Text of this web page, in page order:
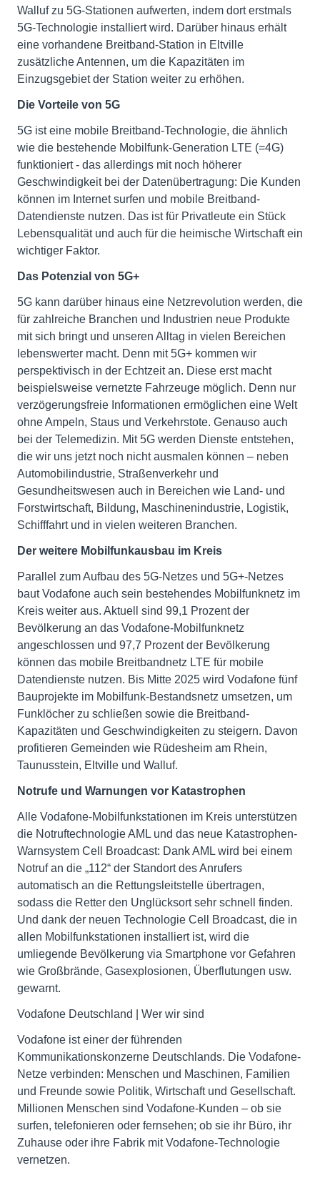
Walluf zu 5G-Stationen aufwerten, indem dort erstmals
5G-Technologie installiert wird. Darüber hinaus erhält
eine vorhandene Breitband-Station in Eltville
zusätzliche Antennen, um die Kapazitäten im
Einzugsgebiet der Station weiter zu erhöhen.
Die Vorteile von 5G
5G ist eine mobile Breitband-Technologie, die ähnlich
wie die bestehende Mobilfunk-Generation LTE (=4G)
funktioniert - das allerdings mit noch höherer
Geschwindigkeit bei der Datenübertragung: Die Kunden
können im Internet surfen und mobile Breitband-
Datendienste nutzen. Das ist für Privatleute ein Stück
Lebensqualität und auch für die heimische Wirtschaft ein
wichtiger Faktor.
Das Potenzial von 5G+
5G kann darüber hinaus eine Netzrevolution werden, die
für zahlreiche Branchen und Industrien neue Produkte
mit sich bringt und unseren Alltag in vielen Bereichen
lebenswerter macht. Denn mit 5G+ kommen wir
perspektivisch in der Echtzeit an. Diese erst macht
beispielsweise vernetzte Fahrzeuge möglich. Denn nur
verzögerungsfreie Informationen ermöglichen eine Welt
ohne Ampeln, Staus und Verkehrstote. Genauso auch
bei der Telemedizin. Mit 5G werden Dienste entstehen,
die wir uns jetzt noch nicht ausmalen können – neben
Automobilindustrie, Straßenverkehr und
Gesundheitswesen auch in Bereichen wie Land- und
Forstwirtschaft, Bildung, Maschinenindustrie, Logistik,
Schifffahrt und in vielen weiteren Branchen.
Der weitere Mobilfunkausbau im Kreis
Parallel zum Aufbau des 5G-Netzes und 5G+-Netzes
baut Vodafone auch sein bestehendes Mobilfunknetz im
Kreis weiter aus. Aktuell sind 99,1 Prozent der
Bevölkerung an das Vodafone-Mobilfunknetz
angeschlossen und 97,7 Prozent der Bevölkerung
können das mobile Breitbandnetz LTE für mobile
Datendienste nutzen. Bis Mitte 2025 wird Vodafone fünf
Bauprojekte im Mobilfunk-Bestandsnetz umsetzen, um
Funklöcher zu schließen sowie die Breitband-
Kapazitäten und Geschwindigkeiten zu steigern. Davon
profitieren Gemeinden wie Rüdesheim am Rhein,
Taunusstein, Eltville und Walluf.
Notrufe und Warnungen vor Katastrophen
Alle Vodafone-Mobilfunkstationen im Kreis unterstützen
die Notruftechnologie AML und das neue Katastrophen-
Warnsystem Cell Broadcast: Dank AML wird bei einem
Notruf an die „112“ der Standort des Anrufers
automatisch an die Rettungsleitstelle übertragen,
sodass die Retter den Unglücksort sehr schnell finden.
Und dank der neuen Technologie Cell Broadcast, die in
allen Mobilfunkstationen installiert ist, wird die
umliegende Bevölkerung via Smartphone vor Gefahren
wie Großbrände, Gasexplosionen, Überflutungen usw.
gewarnt.
Vodafone Deutschland | Wer wir sind
Vodafone ist einer der führenden
Kommunikationskonzerne Deutschlands. Die Vodafone-
Netze verbinden: Menschen und Maschinen, Familien
und Freunde sowie Politik, Wirtschaft und Gesellschaft.
Millionen Menschen sind Vodafone-Kunden – ob sie
surfen, telefonieren oder fernsehen; ob sie ihr Büro, ihr
Zuhause oder ihre Fabrik mit Vodafone-Technologie
vernetzen.